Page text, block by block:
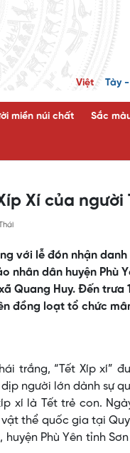
Việt Tày
miền núi chất Sắc
Xí của người
với lễ đón nhận
nhân dân huyện Phù
Quang Huy. Đến
đồng loạt tổ chức
trắng, “Tết Xíp xí”
người lớn dành sự
xí là Tết trẻ con.
thể quốc gia tại
huyện Phù Yên tỉnh